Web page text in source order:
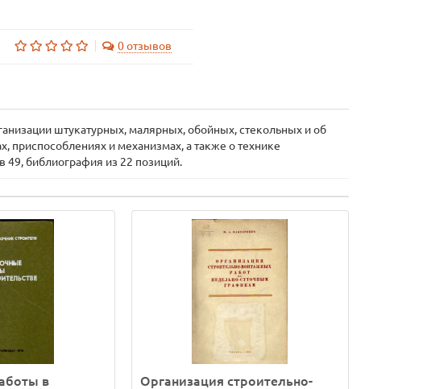
0 отзывов
штукатурных, малярных, обойных, стекольных и об
приспособлениях и механизмах, а также о технике
49, библиография из 22 позиций.
в
Организация строительно-